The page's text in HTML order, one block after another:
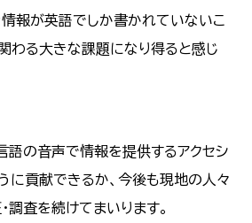
報が英語でしか書かれていないこ
わる大きな課題になり得ると感じ
語の音声で情報を提供するアクセシ
に貢献できるか、今後も現地の人々
調査を続けてまいります。